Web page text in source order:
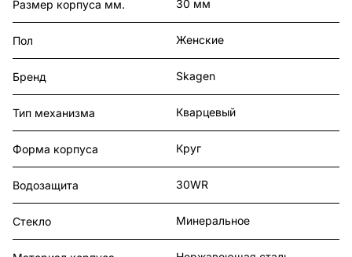
Размер корпуса мм. 30 мм
Пол Женские
Бренд Skagen
Тип механизма Кварцевый
Форма корпуса Круг
Водозащита 30WR
Стекло Минеральное